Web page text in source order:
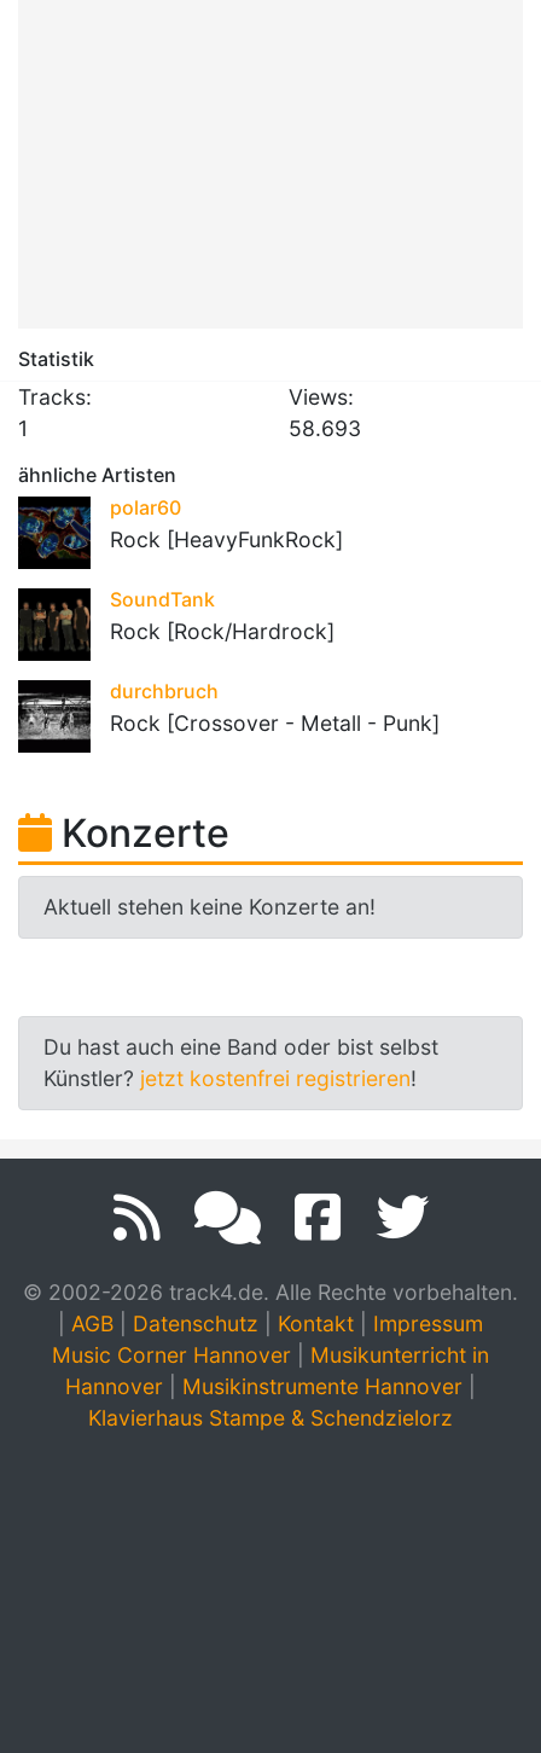
Statistik
Tracks:
1
Views:
58.693
ähnliche Artisten
polar60
Rock [HeavyFunkRock]
SoundTank
Rock [Rock/Hardrock]
durchbruch
Rock [Crossover - Metall - Punk]
Konzerte
Aktuell stehen keine Konzerte an!
Du hast auch eine Band oder bist selbst
Künstler? jetzt kostenfrei registrieren!
© 2002-2026 track4.de. Alle Rechte vorbehalten.
AGB Datenschutz Kontakt
Impressum
Music Corner Hannover
Musikunterricht in
Hannover
Musikinstrumente Hannover
Klavierhaus Stampe & Schendzielorz